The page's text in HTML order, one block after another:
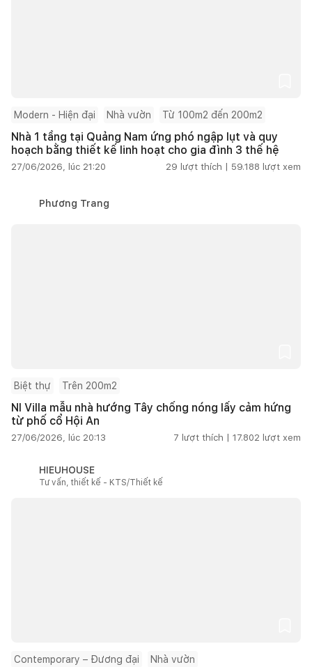
Modern - Hiện đại Nhà vườn Từ 100m2 đến 200m2
Nhà 1 tầng tại Quảng Nam ứng phó ngập lụt và quy
hoạch bằng thiết kế linh hoạt cho gia đình 3 thế hệ
27/06/2026, lúc 21:20 29 lượt thích | 59.188 lượt xem
Phương Trang
Biệt thự Trên 200m2
NI Villa mẫu nhà hướng Tây chống nóng lấy cảm hứng
từ phố cổ Hội An
27/06/2026, lúc 20:13 7 lượt thích | 17.802 lượt xem
HIEUHOUSE
Tư vấn, thiết kế - KTS/Thiết kế
Contemporary – Đương đại Nhà vườn